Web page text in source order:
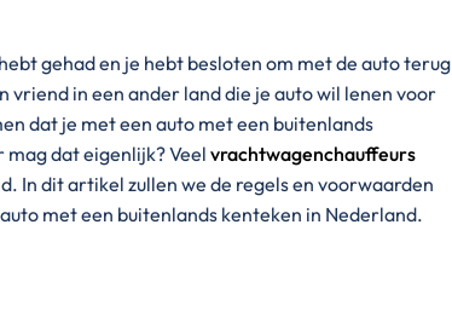
gehad en je hebt besloten om met de auto terug
in een ander land die je auto wil lenen voor
dat je met een auto met een buitenlands
dat eigenlijk? Veelvrachtwagenchauffeurs
In dit artikel zullen we de regels en voorwaarden
met een buitenlands kenteken in Nederland.